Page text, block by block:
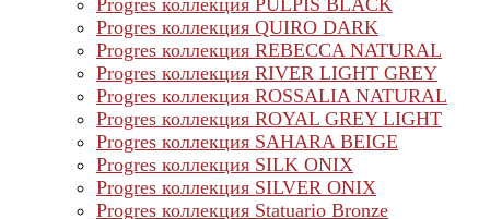
Progres коллекция PULPIS BLACK
Progres коллекция QUIRO DARK
Progres коллекция REBECCA NATURAL
Progres коллекция RIVER LIGHT GREY
Progres коллекция ROSSALIA NATURAL
Progres коллекция ROYAL GREY LIGHT
Progres коллекция SAHARA BEIGE
Progres коллекция SILK ONIX
Progres коллекция SILVER ONIX
Progres коллекция Statuario Bronze